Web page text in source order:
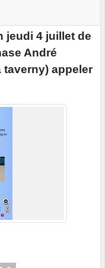
jeudi 4 juillet de
André
taverny) appeler